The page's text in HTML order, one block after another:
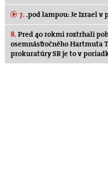
7. .pod lampou: Je Izrael v
8. Pred 40 rokmi roztrhali
osemnásťročného Hartmuta
prokuratúry SR je to v